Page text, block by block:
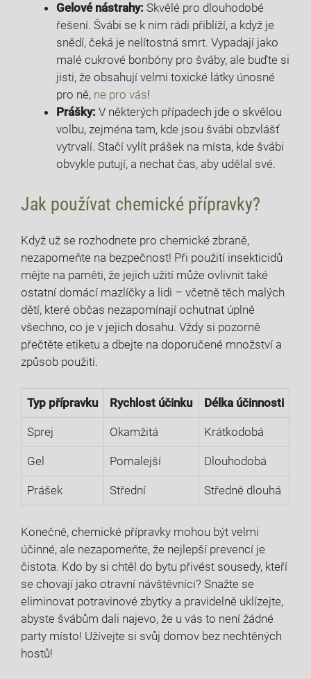
Gelové nástrahy: ⁣Skvělé pro ⁤dlouhodobé
řešení. Švábi ⁢se ‌k‍ nim rádi přiblíží, a když je
snědí, čeká je ​nelítostná smrt. Vypadají jako
malé cukrové bonbóny​ pro šváby,‍ ale buďte si
jisti, ‌že obsahují velmi toxické látky únosné
pro ně, ne pro vás!
Prášky: ⁣V ⁣některých případech ‌jde ⁣o⁣ skvělou
volbu, zejména tam, kde ⁣jsou švábi‌ obzvlášť
vytrvalí. Stačí ⁢vylít prášek na místa,⁤ kde švábi
obvykle putují, a nechat čas, ‌aby udělal své.
Jak používat chemické přípravky?
Když už se rozhodnete pro⁣ chemické zbraně,
nezapomeňte na bezpečnost! ⁣Při⁣ použití ‍insekticidů
⁢mějte na ​paměti, ⁣že ‌jejich užití může ovlivnit také
ostatní domácí mazlíčky‍ a‌ lidi⁣ – včetně těch ⁢malých⁤
dětí, které občas nezapomínají ochutnat úplně
všechno, co je v jejich⁤ dosahu. ‍Vždy si pozorně
přečtěte⁣ etiketu a dbejte na doporučené​ množství a
způsob použití.
Typ‌ přípravku Rychlost účinku Délka účinnosti
Sprej Okamžitá Krátkodobá
Gel Pomalejší Dlouhodobá
Prášek Střední Středně dlouhá
Konečně, chemické ⁣přípravky‌ mohou být velmi
⁣účinné, ale ‍nezapomeňte, že nejlepší prevencí je
čistota. Kdo by si chtěl do bytu přivést sousedy,⁢ kteří
se chovají ⁢jako otravní návštěvníci? Snažte se
eliminovat potravinové zbytky a ⁢pravidelně uklízejte,
abyste švábům dali najevo, že u vás to není‍ žádné
party místo! Užívejte si ⁣svůj domov bez nechtěných
hostů!